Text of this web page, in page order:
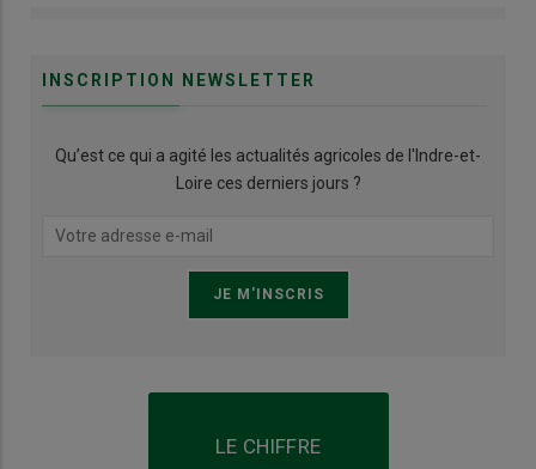
INSCRIPTION NEWSLETTER
Qu’est ce qui a agité les actualités agricoles de l'Indre-et-
Loire ces derniers jours ?
LE CHIFFRE